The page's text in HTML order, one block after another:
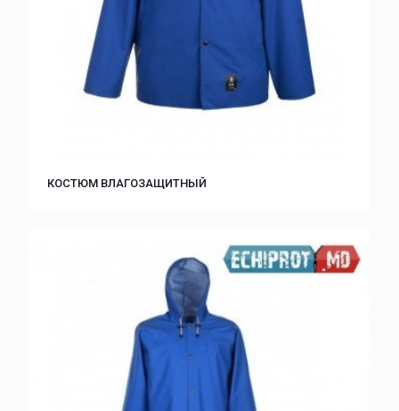
КОСТЮМ ВЛАГОЗАЩИТНЫЙ